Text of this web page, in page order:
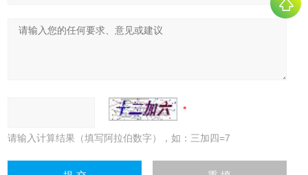
请输入计算结果（填写阿拉伯数字），如：三加四=7